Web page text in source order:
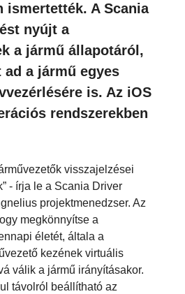
ismertették. A Scania
nyújt a
a jármű állapotáról,
ad a jármű egyes
is. Az iOS
rendszerekben
visszajelzései
- írja le a Scania Driver
projektmenedzser. Az
megkönnyítse a
életét, általa a
kezének virtuális
válik a jármű irányításakor.
távolról beállítható az